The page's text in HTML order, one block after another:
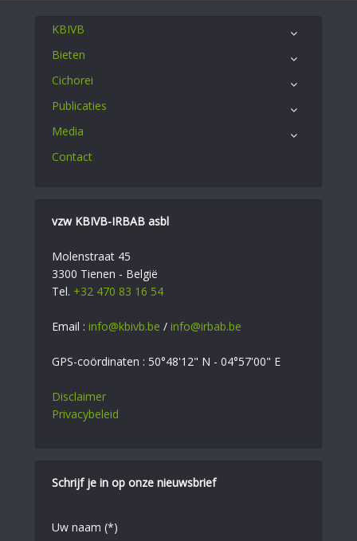
KBIVB
Bieten
Cichorei
Publicaties
Media
Contact
vzw KBIVB-IRBAB asbl
Molenstraat 45
3300 Tienen - België
Tel. +32 470 83 16 54
Email : info@kbivb.be / info@irbab.be
GPS-coördinaten : 50°48'12" N - 04°57'00" E
Disclaimer
Privacybeleid
Schrijf je in op onze nieuwsbrief
Uw naam (*)